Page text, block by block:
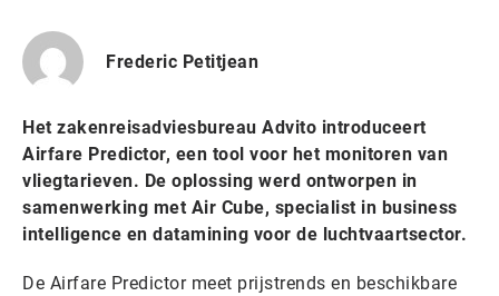
Frederic Petitjean
Het zakenreisadviesbureau Advito introduceert
Airfare Predictor, een tool voor het monitoren van
vliegtarieven. De oplossing werd ontworpen in
samenwerking met Air Cube, specialist in business
intelligence en datamining voor de luchtvaartsector.
De Airfare Predictor meet prijstrends en beschikbare